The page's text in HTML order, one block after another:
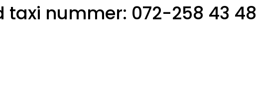
taxi nummer: 072-258 43 48